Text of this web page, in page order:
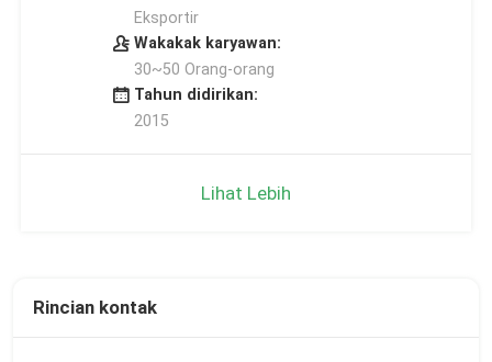
Eksportir
Wakakak karyawan:
30~50 Orang-orang
Tahun didirikan:
2015
Lihat Lebih
Rincian kontak